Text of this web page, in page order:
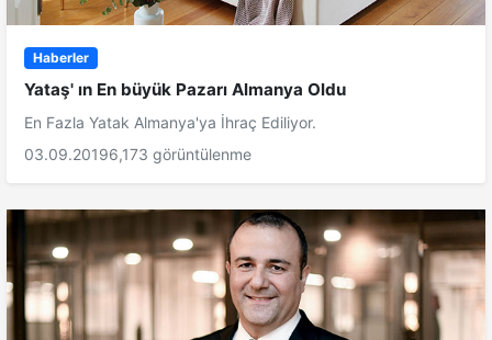
Haberler
Yataş' ın En büyük Pazarı Almanya Oldu
En Fazla Yatak Almanya'ya İhraç Ediliyor.
03.09.20196,173 görüntülenme